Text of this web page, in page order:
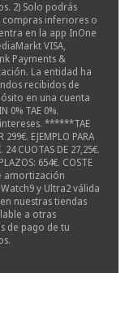
2) Solo podrás
compras inferiores o
en la app InOne
VISA,
Payments &
La entidad ha
recibidos de
en una cuenta
0% TAE 0%.
intereses. ******TAE
EJEMPLO PARA
24 CUOTAS DE 27,25€.
654€. COSTE
amortización
y Ultra2 válida
en nuestras tiendas
a otras
de pago de tu